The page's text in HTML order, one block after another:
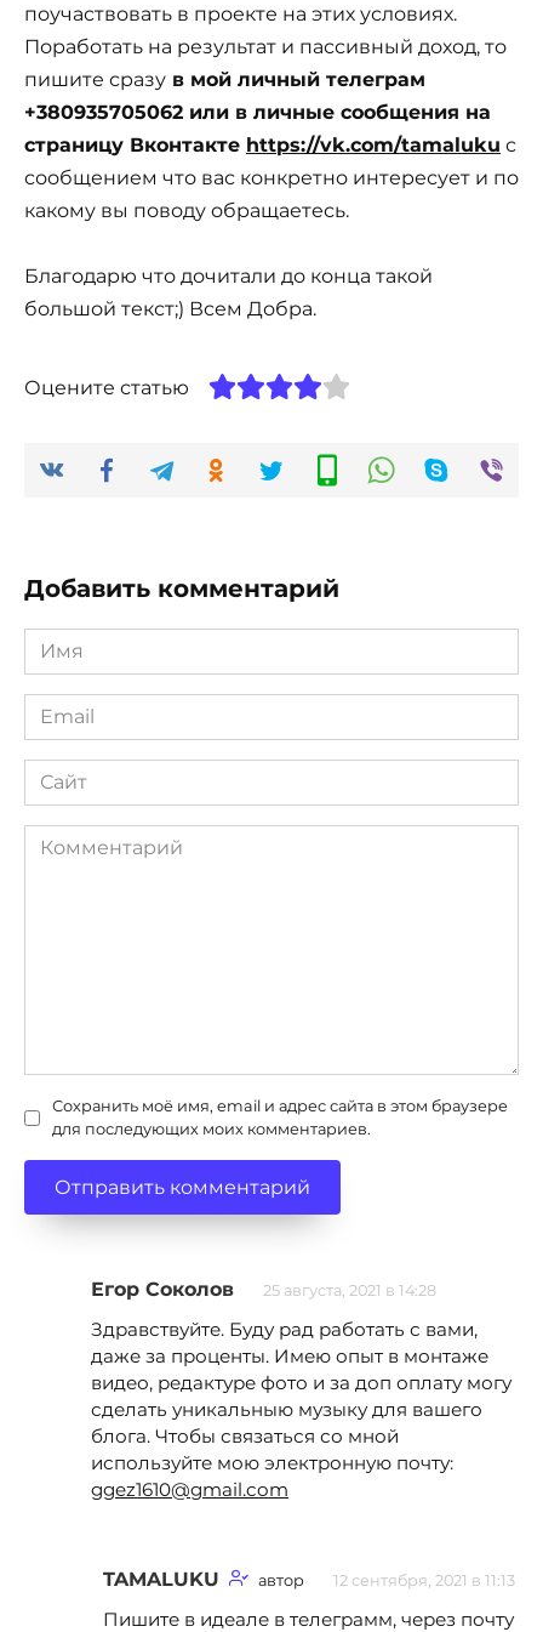
поучаствовать в проекте на этих условиях.
Поработать на результат и пассивный доход, то
пишите сразу в мой личный телеграм
+380935705062 или в личные сообщения на
страницу Вконтакте https://vk.com/tamaluku с
сообщением что вас конкретно интересует и по
какому вы поводу обращаетесь.
Благодарю что дочитали до конца такой
большой текст;) Всем Добра.
Оцените статью
Добавить комментарий
Имя
*
Email
*
Сайт
Комментарий
Сохранить моё имя, email и адрес сайта в этом браузере
для последующих моих комментариев.
Егор Соколов 25 августа, 2021 в 14:28
Здравствуйте. Буду рад работать с вами,
даже за проценты. Имею опыт в монтаже
видео, редактуре фото и за доп оплату могу
сделать уникальныю музыку для вашего
блога. Чтобы связаться со мной
используйте мою электронную почту:
ggez1610@gmail.com
TAMALUKU автор 12 сентября, 2021 в 11:13
Пишите в идеале в телеграмм, через почту